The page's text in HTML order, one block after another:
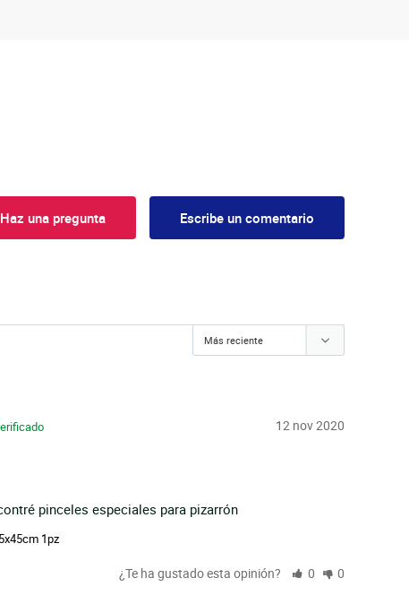
Escribe un comentario
Haz una pregunta
12 nov 2020
pinceles especiales para pizarrón
1pz
¿Te ha gustado esta opinión? 0 0